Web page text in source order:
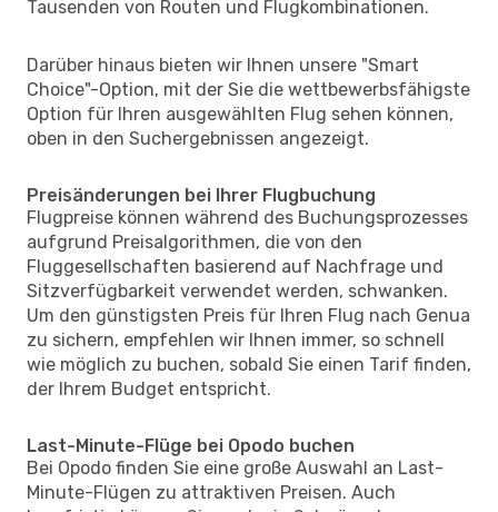
Tausenden von Routen und Flugkombinationen.
Darüber hinaus bieten wir Ihnen unsere "Smart
Choice"-Option, mit der Sie die wettbewerbsfähigste
Option für Ihren ausgewählten Flug sehen können,
oben in den Suchergebnissen angezeigt.
Preisänderungen bei Ihrer Flugbuchung
Flugpreise können während des Buchungsprozesses
aufgrund Preisalgorithmen, die von den
Fluggesellschaften basierend auf Nachfrage und
Sitzverfügbarkeit verwendet werden, schwanken.
Um den günstigsten Preis für Ihren Flug nach Genua
zu sichern, empfehlen wir Ihnen immer, so schnell
wie möglich zu buchen, sobald Sie einen Tarif finden,
der Ihrem Budget entspricht.
Last-Minute-Flüge bei Opodo buchen
Bei Opodo finden Sie eine große Auswahl an Last-
Minute-Flügen zu attraktiven Preisen. Auch